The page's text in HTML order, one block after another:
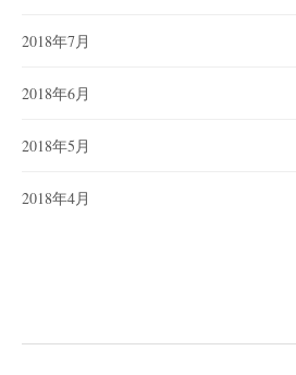
2018年7月
2018年6月
2018年5月
2018年4月